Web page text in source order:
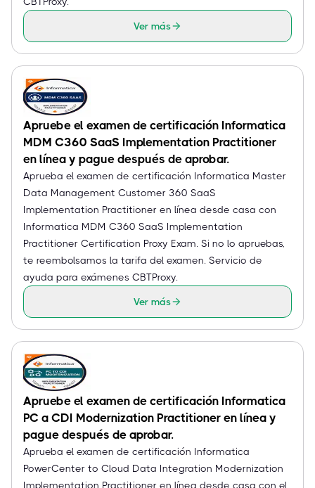
Ver más
Apruebe el examen de certificación Informatica
MDM C360 SaaS Implementation Practitioner
en línea y pague después de aprobar.
Aprueba el examen de certificación Informatica Master
Data Management Customer 360 SaaS
Implementation Practitioner en línea desde casa con
Informatica MDM C360 SaaS Implementation
Practitioner Certification Proxy Exam. Si no lo apruebas,
te reembolsamos la tarifa del examen. Servicio de
ayuda para exámenes CBTProxy.
Ver más
Apruebe el examen de certificación Informatica
PC a CDI Modernization Practitioner en línea y
pague después de aprobar.
Aprueba el examen de certificación Informatica
PowerCenter to Cloud Data Integration Modernization
Implementation Practitioner en línea desde casa con el